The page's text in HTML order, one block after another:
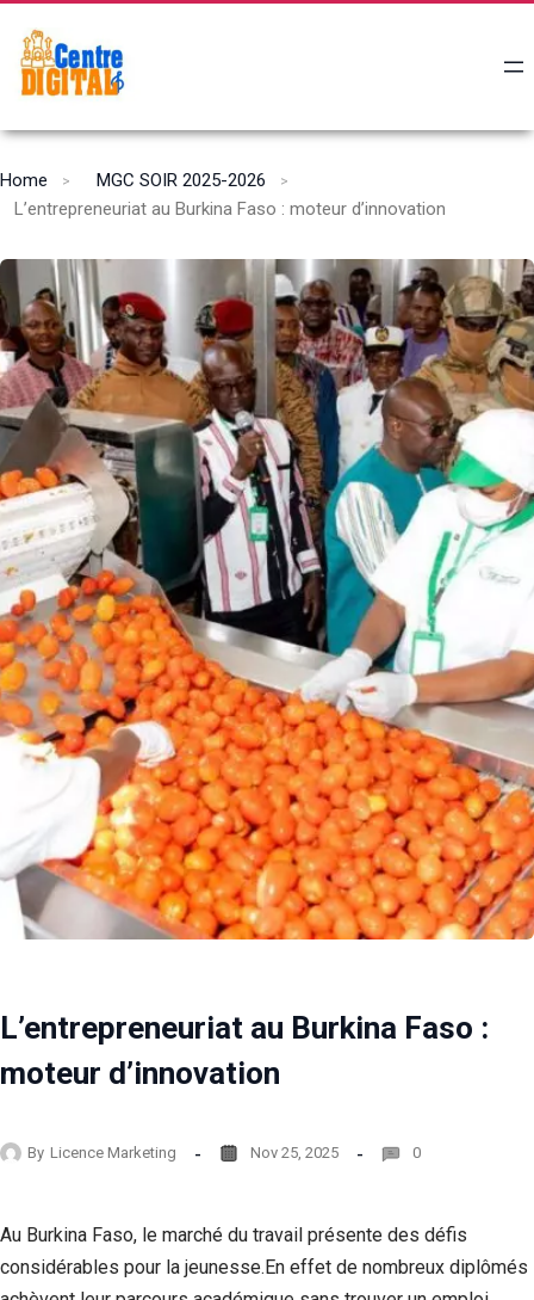
Home
MGC SOIR 2025-2026
L’entrepreneuriat au Burkina Faso : moteur d’innovation
L’entrepreneuriat au Burkina Faso :
moteur d’innovation
By Licence Marketing Nov 25, 2025 0
Au Burkina Faso, le marché du travail présente des défis
considérables pour la jeunesse.En effet de nombreux diplômés